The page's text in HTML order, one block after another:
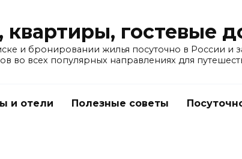
квартиры, гостевые
и бронировании жилья посуточно в России и
во всех популярных направлениях для
и отели Полезные советы